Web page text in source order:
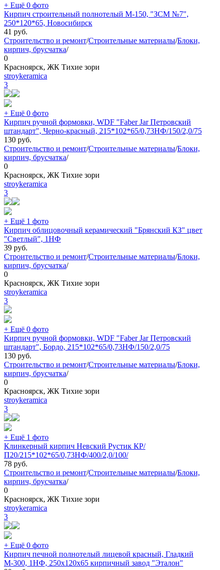
+ Ещё 0 фото
Кирпич строительный полнотелый М-150, "ЗСМ №7",
250*120*65, Новосибирск
41 руб.
Строительство и ремонт/Строительные материалы/Блоки,
кирпич, брусчатка/
0
Красноярск, ЖК Тихие зори
stroykeramica
3
+ Ещё 0 фото
Кирпич ручной формовки, WDF "Faber Jar Петровский
штандарт", Черно-красный, 215*102*65/0,73НФ/150/2,0/75
130 руб.
Строительство и ремонт/Строительные материалы/Блоки,
кирпич, брусчатка/
0
Красноярск, ЖК Тихие зори
stroykeramica
3
+ Ещё 1 фото
Кирпич облицовочный керамический "Брянский КЗ" цвет
"Светлый", 1НФ
39 руб.
Строительство и ремонт/Строительные материалы/Блоки,
кирпич, брусчатка/
0
Красноярск, ЖК Тихие зори
stroykeramica
3
+ Ещё 0 фото
Кирпич ручной формовки, WDF "Faber Jar Петровский
штандарт", Бордо, 215*102*65/0,73НФ/150/2,0/75
130 руб.
Строительство и ремонт/Строительные материалы/Блоки,
кирпич, брусчатка/
0
Красноярск, ЖК Тихие зори
stroykeramica
3
+ Ещё 1 фото
Клинкерный кирпич Невский Рустик КР/
П20/215*102*65/0,73НФ/400/2,0/100/
78 руб.
Строительство и ремонт/Строительные материалы/Блоки,
кирпич, брусчатка/
0
Красноярск, ЖК Тихие зори
stroykeramica
3
+ Ещё 0 фото
Кирпич печной полнотелый лицевой красный, Гладкий
М-300, 1НФ, 250х120х65 кирпичный завод "Эталон"